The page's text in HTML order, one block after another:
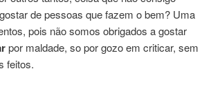
de pessoas que fazem o bem? Uma
pois não somos obrigados a gostar
por maldade, so por gozo em criticar, sem
feitos.